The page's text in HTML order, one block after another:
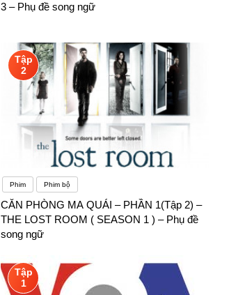
3 – Phụ đề song ngữ
Tập
2
Phim Phim bộ
CĂN PHÒNG MA QUÁI – PHẦN 1(Tập 2) –
THE LOST ROOM ( SEASON 1 ) – Phụ đề
song ngữ
Tập
1